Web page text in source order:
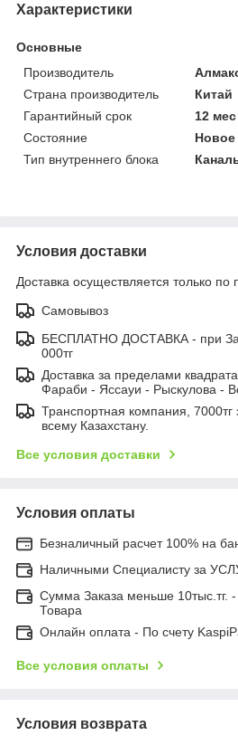
Характеристики
Основные
Производитель
Страна производитель
Китай
Гарантийный срок
12 мес
Состояние
Новое
Тип внутреннего блока
Условия доставки
Доставка осуществляется только по
Самовывоз
БЕСПЛАТНО ДОСТАВКА - при
000тг
Доставка за пределами
Фараби - Яссауи - Рыскулова -
Транспортная компания, 7000тг
всему Казахстану.
Все условия доставки
Условия оплаты
Безналичный расчет 100% на
Наличными Специалисту за
Сумма Заказа меньше 10тыс.тг.
Товара
Онлайн оплата - По счету
Все условия оплаты
Условия возврата